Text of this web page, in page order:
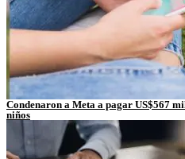
Condenaron a Meta a pagar US$567
niños